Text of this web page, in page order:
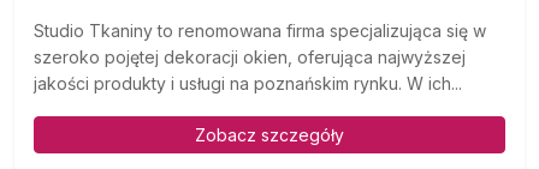
Studio Tkaniny to renomowana firma specjalizująca się w
szeroko pojętej dekoracji okien, oferująca najwyższej
jakości produkty i usługi na poznańskim rynku. W ich...
Zobacz szczegóły